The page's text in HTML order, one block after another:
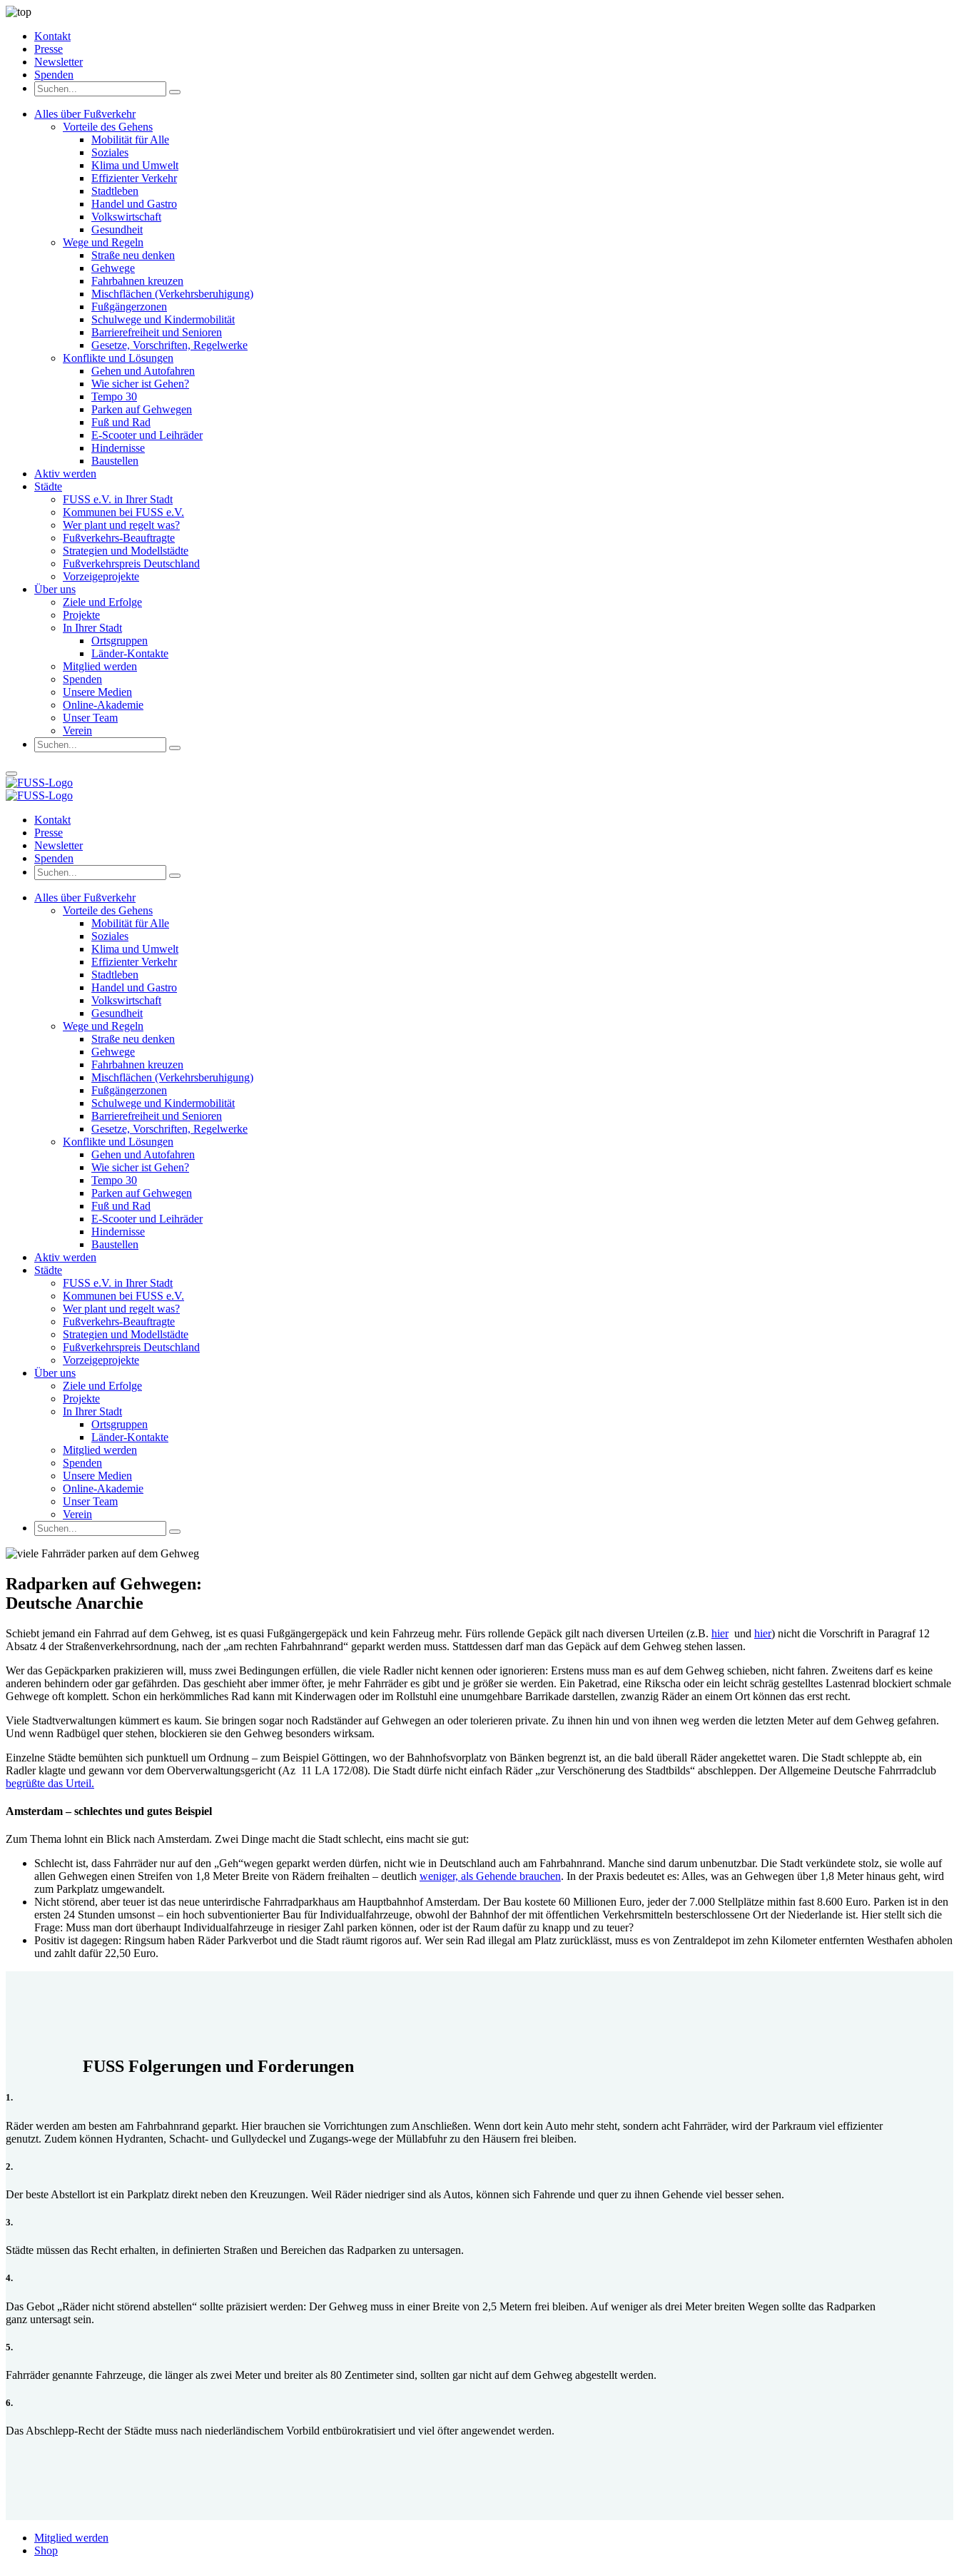
Kontakt
Presse
Newsletter
Spenden
Alles über Fußverkehr
Vorteile des Gehens
Mobilität für Alle
Soziales
Klima und Umwelt
Effizienter Verkehr
Stadtleben
Handel und Gastro
Volkswirtschaft
Gesundheit
Wege und Regeln
Straße neu denken
Gehwege
Fahrbahnen kreuzen
Mischflächen (Verkehrsberuhigung)
Fußgängerzonen
Schulwege und Kindermobilität
Barrierefreiheit und Senioren
Gesetze, Vorschriften, Regelwerke
Konflikte und Lösungen
Gehen und Autofahren
Wie sicher ist Gehen?
Tempo 30
Parken auf Gehwegen
Fuß und Rad
E-Scooter und Leihräder
Hindernisse
Baustellen
Aktiv werden
Städte
FUSS e.V. in Ihrer Stadt
Kommunen bei FUSS e.V.
Wer plant und regelt was?
Fußverkehrs-Beauftragte
Strategien und Modellstädte
Fußverkehrspreis Deutschland
Vorzeigeprojekte
Über uns
Ziele und Erfolge
Projekte
In Ihrer Stadt
Ortsgruppen
Länder-Kontakte
Mitglied werden
Spenden
Unsere Medien
Online-Akademie
Unser Team
Verein
Kontakt
Presse
Newsletter
Spenden
Alles über Fußverkehr
Vorteile des Gehens
Mobilität für Alle
Soziales
Klima und Umwelt
Effizienter Verkehr
Stadtleben
Handel und Gastro
Volkswirtschaft
Gesundheit
Wege und Regeln
Straße neu denken
Gehwege
Fahrbahnen kreuzen
Mischflächen (Verkehrsberuhigung)
Fußgängerzonen
Schulwege und Kindermobilität
Barrierefreiheit und Senioren
Gesetze, Vorschriften, Regelwerke
Konflikte und Lösungen
Gehen und Autofahren
Wie sicher ist Gehen?
Tempo 30
Parken auf Gehwegen
Fuß und Rad
E-Scooter und Leihräder
Hindernisse
Baustellen
Aktiv werden
Städte
FUSS e.V. in Ihrer Stadt
Kommunen bei FUSS e.V.
Wer plant und regelt was?
Fußverkehrs-Beauftragte
Strategien und Modellstädte
Fußverkehrspreis Deutschland
Vorzeigeprojekte
Über uns
Ziele und Erfolge
Projekte
In Ihrer Stadt
Ortsgruppen
Länder-Kontakte
Mitglied werden
Spenden
Unsere Medien
Online-Akademie
Unser Team
Verein
Radparken auf Gehwegen:
Deutsche Anarchie
Schiebt jemand ein Fahrrad auf dem Gehweg, ist es quasi Fußgängergepäck und kein Fahrzeug mehr. Fürs rollende Gepäck gilt nach diversen Urteilen (z.B. hierund hier) nicht die Vorschrift in Paragraf 12
Absatz 4 der Straßenverkehrsordnung, nach der „am rechten Fahrbahnrand“ geparkt werden muss. Stattdessen darf man das Gepäck auf dem Gehweg stehen lassen.
Wer das Gepäckparken prakizieren will, muss zwei Bedingungen erfüllen, die viele Radler nicht kennen oder ignorieren: Erstens muss man es auf dem Gehweg schieben, nicht fahren. Zweitens darf es keine
anderen behindern oder gar gefährden. Das geschieht aber immer öfter, je mehr Fahrräder es gibt und je größer sie werden. Ein Paketrad, eine Rikscha oder ein leicht schräg gestelltes Lastenrad blockiert schmale
Gehwege oft komplett. Schon ein herkömmliches Rad kann mit Kinderwagen oder im Rollstuhl eine unumgehbare Barrikade darstellen, zwanzig Räder an einem Ort können das erst recht.
Viele Stadtverwaltungen kümmert es kaum. Sie bringen sogar noch Radständer auf Gehwegen an oder tolerieren private. Zu ihnen hin und von ihnen weg werden die letzten Meter auf dem Gehweg gefahren.
Und wenn Radbügel quer stehen, blockieren sie den Gehweg besonders wirksam.
Einzelne Städte bemühten sich punktuell um Ordnung – zum Beispiel Göttingen, wo der Bahnhofsvorplatz von Bänken begrenzt ist, an die bald überall Räder angekettet waren. Die Stadt schleppte ab, ein
Radler klagte und gewann vor dem Oberverwaltungsgericht (Az 11 LA 172/08). Die Stadt dürfe nicht einfach Räder „zur Verschönerung des Stadtbilds“ abschleppen. Der Allgemeine Deutsche Fahrrradclub
begrüßte das Urteil.
Amsterdam – schlechtes und gutes Beispiel
Zum Thema lohnt ein Blick nach Amsterdam. Zwei Dinge macht die Stadt schlecht, eins macht sie gut:
Schlecht ist, dass Fahrräder nur auf den „Geh“wegen geparkt werden dürfen, nicht wie in Deutschland auch am Fahrbahnrand. Manche sind darum unbenutzbar. Die Stadt verkündete stolz, sie wolle auf
allen Gehwegen einen Streifen von 1,8 Meter Breite von Rädern freihalten – deutlich weniger, als Gehende brauchen. In der Praxis bedeutet es: Alles, was an Gehwegen über 1,8 Meter hinaus geht, wird
zum Parkplatz umgewandelt.
Nicht störend, aber teuer ist das neue unterirdische Fahrradparkhaus am Hauptbahnhof Amsterdam. Der Bau kostete 60 Millionen Euro, jeder der 7.000 Stellplätze mithin fast 8.600 Euro. Parken ist in den
ersten 24 Stunden umsonst – ein hoch subventionierter Bau für Individualfahrzeuge, obwohl der Bahnhof der mit öffentlichen Verkehrsmitteln besterschlossene Ort der Niederlande ist. Hier stellt sich die
Frage: Muss man dort überhaupt Individualfahrzeuge in riesiger Zahl parken können, oder ist der Raum dafür zu knapp und zu teuer?
Positiv ist dagegen: Ringsum haben Räder Parkverbot und die Stadt räumt rigoros auf. Wer sein Rad illegal am Platz zurücklässt, muss es von Zentraldepot im zehn Kilometer entfernten Westhafen abholen
und zahlt dafür 22,50 Euro.
FUSS Folgerungen und Forderungen
1.
Räder werden am besten am Fahrbahnrand geparkt. Hier brauchen sie Vorrichtungen zum Anschließen. Wenn dort kein Auto mehr steht, sondern acht Fahrräder, wird der Parkraum viel effizienter
genutzt. Zudem können Hydranten, Schacht- und Gullydeckel und Zugangs-wege der Müllabfuhr zu den Häusern frei bleiben.
2.
Der beste Abstellort ist ein Parkplatz direkt neben den Kreuzungen. Weil Räder niedriger sind als Autos, können sich Fahrende und quer zu ihnen Gehende viel besser sehen.
3.
Städte müssen das Recht erhalten, in definierten Straßen und Bereichen das Radparken zu untersagen.
4.
Das Gebot „Räder nicht störend abstellen“ sollte präzisiert werden: Der Gehweg muss in einer Breite von 2,5 Metern frei bleiben. Auf weniger als drei Meter breiten Wegen sollte das Radparken
ganz untersagt sein.
5.
Fahrräder genannte Fahrzeuge, die länger als zwei Meter und breiter als 80 Zentimeter sind, sollten gar nicht auf dem Gehweg abgestellt werden.
6.
Das Abschlepp-Recht der Städte muss nach niederländischem Vorbild entbürokratisiert und viel öfter angewendet werden.
Mitglied werden
Shop